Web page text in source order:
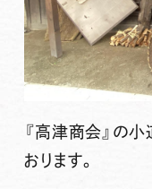
『高津商会』の
おります。